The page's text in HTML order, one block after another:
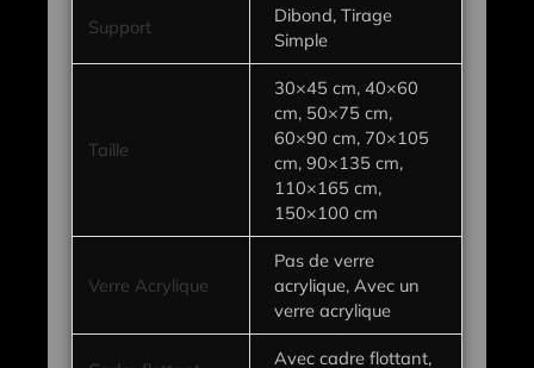
Support
Dibond, Tirage
Simple
Taille
30×45 cm, 40×60
cm, 50×75 cm,
60×90 cm, 70×105
cm, 90×135 cm,
110×165 cm,
150×100 cm
Verre Acrylique
Pas de verre
acrylique, Avec un
verre acrylique
Avec cadre flottant,